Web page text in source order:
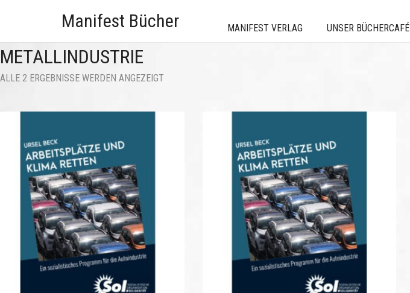
Manifest Bücher MANIFEST VERLAG UNSER BÜCHERCAFÉ
METALLINDUSTRIE
ALLE 2 ERGEBNISSE WERDEN ANGEZEIGT